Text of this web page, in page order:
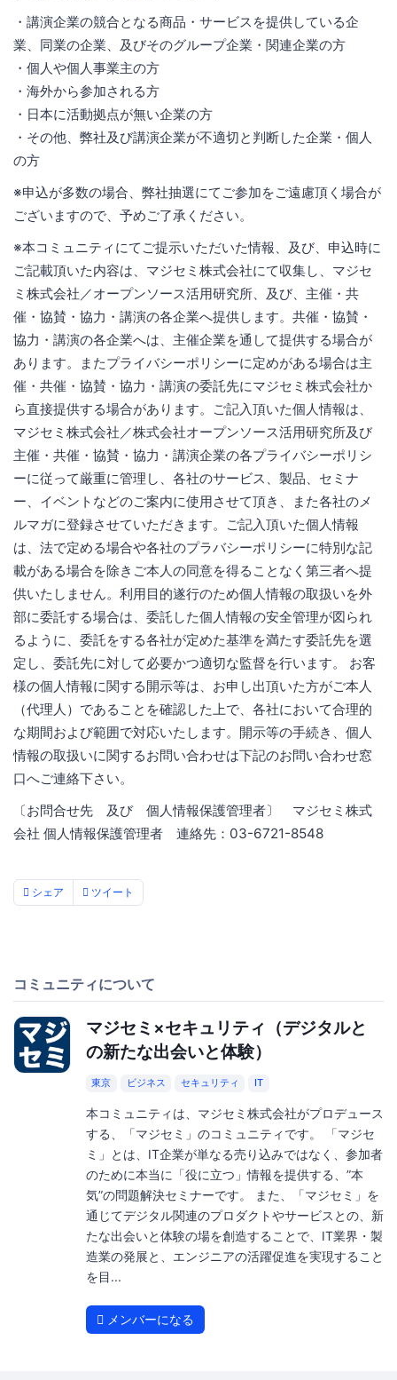
・講演企業の競合となる商品・サービスを提供している企
業、同業の企業、及びそのグループ企業・関連企業の方
・個人や個人事業主の方
・海外から参加される方
・日本に活動拠点が無い企業の方
・その他、弊社及び講演企業が不適切と判断した企業・個人
の方
※申込が多数の場合、弊社抽選にてご参加をご遠慮頂く場合が
ございますので、予めご了承ください。
※本コミュニティにてご提示いただいた情報、及び、申込時に
ご記載頂いた内容は、マジセミ株式会社にて収集し、マジセ
ミ株式会社／オープンソース活用研究所、及び、主催・共
催・協賛・協力・講演の各企業へ提供します。共催・協賛・
協力・講演の各企業へは、主催企業を通して提供する場合が
あります。またプライバシーポリシーに定めがある場合は主
催・共催・協賛・協力・講演の委託先にマジセミ株式会社か
ら直接提供する場合があります。ご記入頂いた個人情報は、
マジセミ株式会社／株式会社オープンソース活用研究所及び
主催・共催・協賛・協力・講演企業の各プライバシーポリシ
ーに従って厳重に管理し、各社のサービス、製品、セミナ
ー、イベントなどのご案内に使用させて頂き、また各社のメ
ルマガに登録させていただきます。ご記入頂いた個人情報
は、法で定める場合や各社のプラバシーポリシーに特別な記
載がある場合を除きご本人の同意を得ることなく第三者へ提
供いたしません。利用目的遂行のため個人情報の取扱いを外
部に委託する場合は、委託した個人情報の安全管理が図られ
るように、委託をする各社が定めた基準を満たす委託先を選
定し、委託先に対して必要かつ適切な監督を行います。 お客
様の個人情報に関する開示等は、お申し出頂いた方がご本人
（代理人）であることを確認した上で、各社において合理的
な期間および範囲で対応いたします。開示等の手続き、個人
情報の取扱いに関するお問い合わせは下記のお問い合わせ窓
口へご連絡下さい。
〔お問合せ先 及び 個人情報保護管理者〕 マジセミ株式
会社 個人情報保護管理者 連絡先：03-6721-8548
シェア ツイート
コミュニティについて
マジセミ×セキュリティ（デジタルと
の新たな出会いと体験）
東京 ビジネス セキュリティ IT
本コミュニティは、マジセミ株式会社がプロデュース
する、「マジセミ」のコミュニティです。 「マジセ
ミ」とは、IT企業が単なる売り込みではなく、参加者
のために本当に「役に立つ」情報を提供する、”本
気”の問題解決セミナーです。 また、「マジセミ」を
通じてデジタル関連のプロダクトやサービスとの、新
たな出会いと体験の場を創造することで、IT業界・製
造業の発展と、エンジニアの活躍促進を実現すること
を目...
メンバーになる